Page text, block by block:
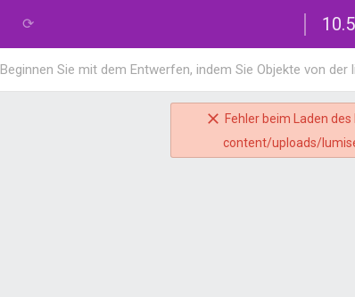
⟳
Beginnen Sie mit dem Entwerfen, indem Sie Objekte von der
Fehler beim Laden
content/uploads/